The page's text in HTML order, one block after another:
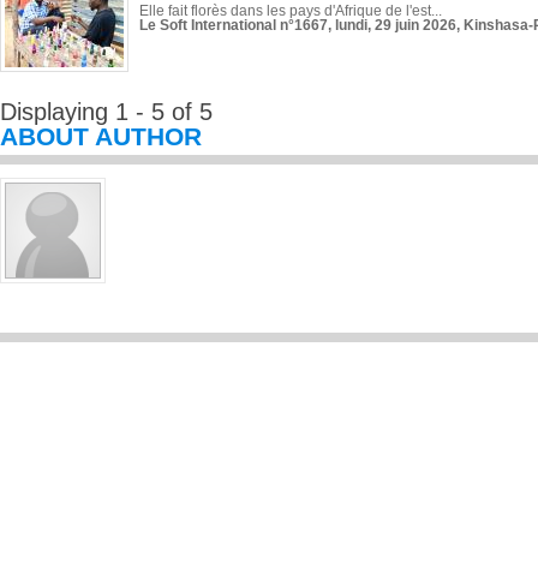
Elle fait florès dans les pays d'Afrique de l'est...
Le Soft International n°1667, lundi, 29 juin 2026,
Displaying 1 - 5 of 5
ABOUT AUTHOR